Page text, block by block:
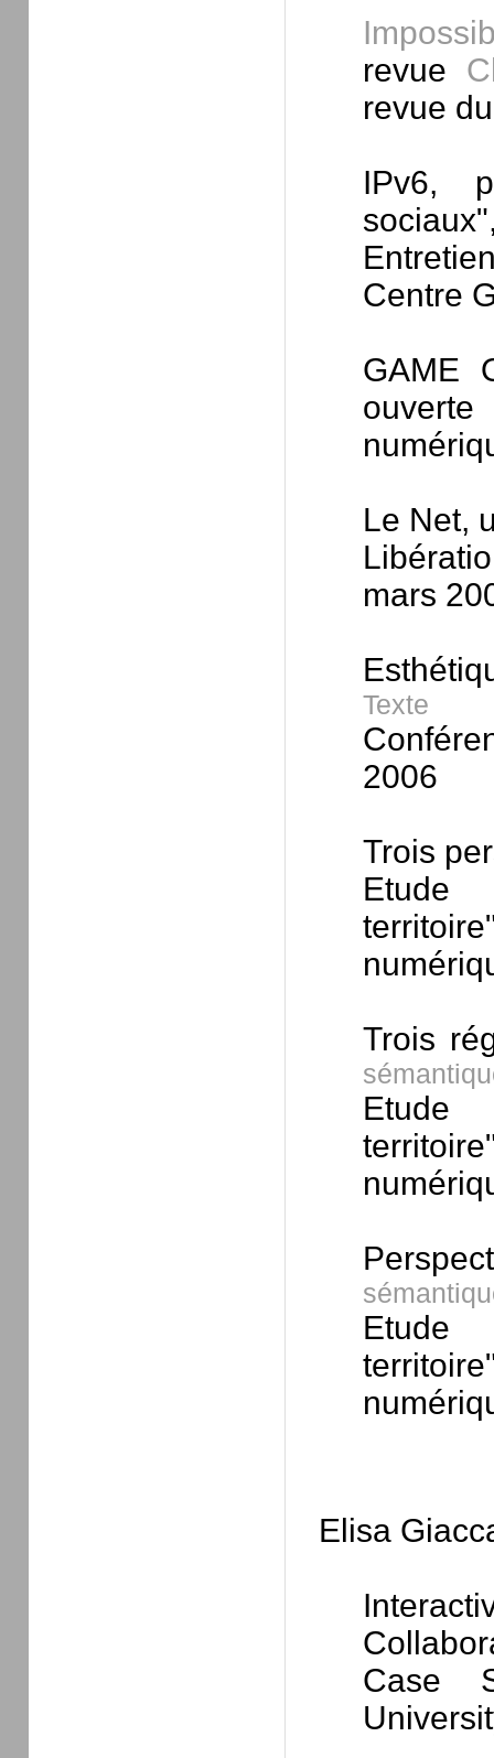
revue
revue
IPv6,
Centre
GAME
Le Net,
mars
Texte
2006
Trois
Etude
Trois
Etude
Etude
Elisa
Case